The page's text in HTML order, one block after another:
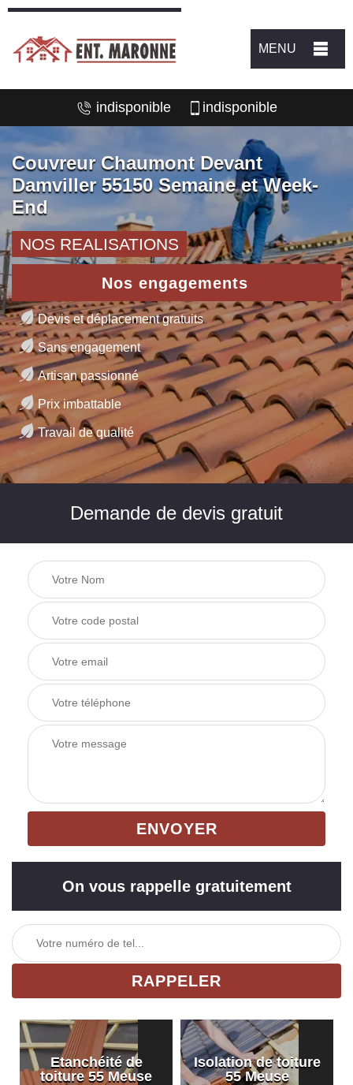
MENU
indisponible indisponible
Couvreur Chaumont Devant
Damviller 55150 Semaine et Week-
End
NOS REALISATIONS
Nos engagements
Devis et déplacement gratuits
Sans engagement
Artisan passionné
Prix imbattable
Travail de qualité
Demande de devis gratuit
On vous rappelle gratuitement
Etanchéité de
toiture 55 Meuse
Isolation de toiture
55 Meuse